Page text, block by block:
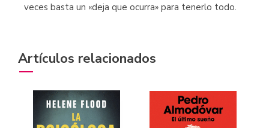
veces basta un «deja que ocurra» para tenerlo todo.
Artículos relacionados